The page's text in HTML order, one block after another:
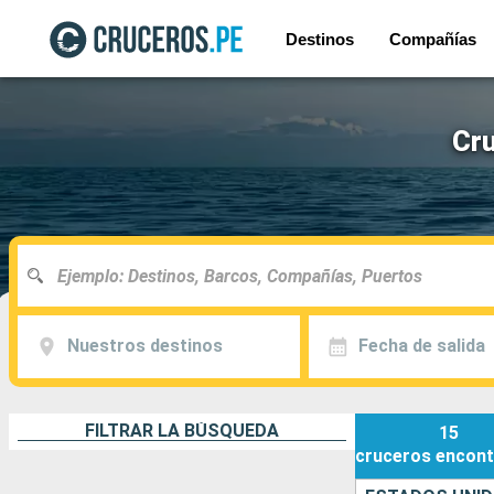
Destinos Compañías
Nuestros destinos Fecha de salida
FILTRAR LA BÚSQUEDA
15
cruceros